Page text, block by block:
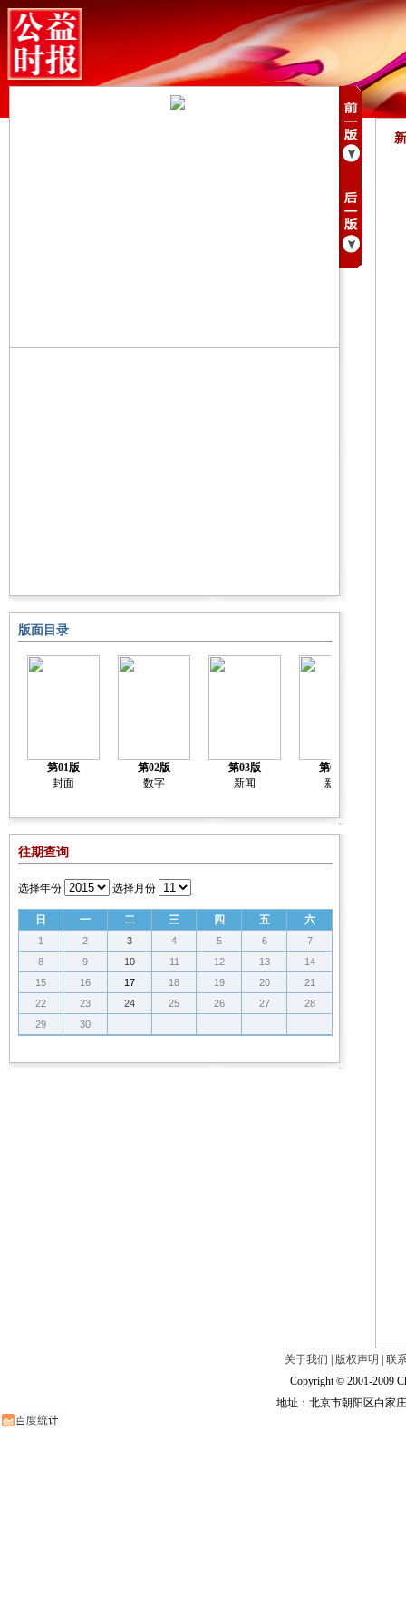
版面目录
第01版
封面
第02版
数字
第03版
新闻
第04版
新闻
往期查询
选择年份 选择月份
日 一 二 三 四 五 六
1 2 3 4 5 6
7
8
9 10 11 12 13
14
15
16 17 18 19 20
21
22
23 24 25 26 27
28
29
30
关于我们 版权声明
联
Copyright © 2001-2009
地址：北京市朝阳区白家